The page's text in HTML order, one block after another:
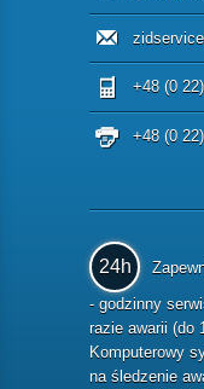
+48 (0
+48 (0
24h
- godzinny
razie awarii (do
Komputerowy
na śledzenie